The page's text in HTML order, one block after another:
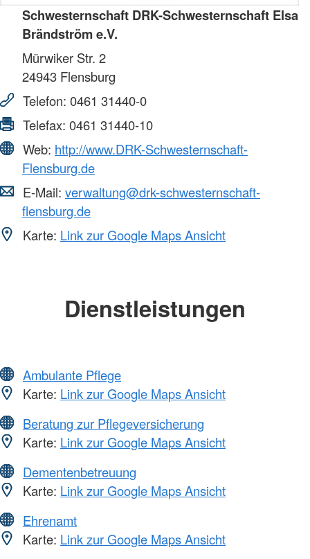
Schwesternschaft DRK-Schwesternschaft Elsa
Brändström e.V.
Mürwiker Str. 2
24943 Flensburg
Telefon: 0461 31440-0
Telefax: 0461 31440-10
Web: http://www.DRK-Schwesternschaft-
Flensburg.de
E-Mail: verwaltung@drk-schwesternschaft-
flensburg.de
Karte: Link zur Google Maps Ansicht
Dienstleistungen
Ambulante Pflege
Karte: Link zur Google Maps Ansicht
Beratung zur Pflegeversicherung
Karte: Link zur Google Maps Ansicht
Dementenbetreuung
Karte: Link zur Google Maps Ansicht
Ehrenamt
Karte: Link zur Google Maps Ansicht